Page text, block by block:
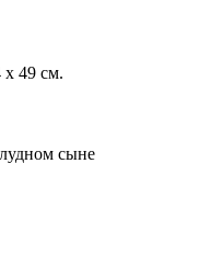
х 49 см.
сыне